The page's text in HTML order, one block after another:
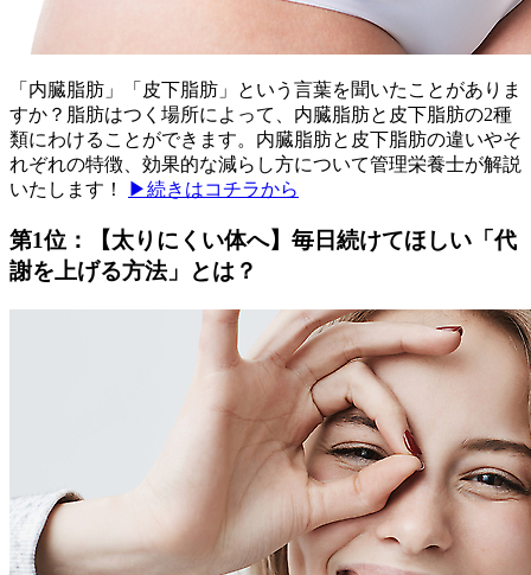
「内臓脂肪」「皮下脂肪」という言葉を聞いたことがありま
すか？脂肪はつく場所によって、内臓脂肪と皮下脂肪の2種
類にわけることができます。内臓脂肪と皮下脂肪の違いやそ
れぞれの特徴、効果的な減らし方について管理栄養士が解説
いたします！
▶続きはコチラから
第1位：【太りにくい体へ】毎日続けてほしい「代
謝を上げる方法」とは？